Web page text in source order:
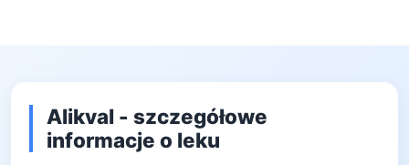
Alikval - szczegółowe
informacje o leku